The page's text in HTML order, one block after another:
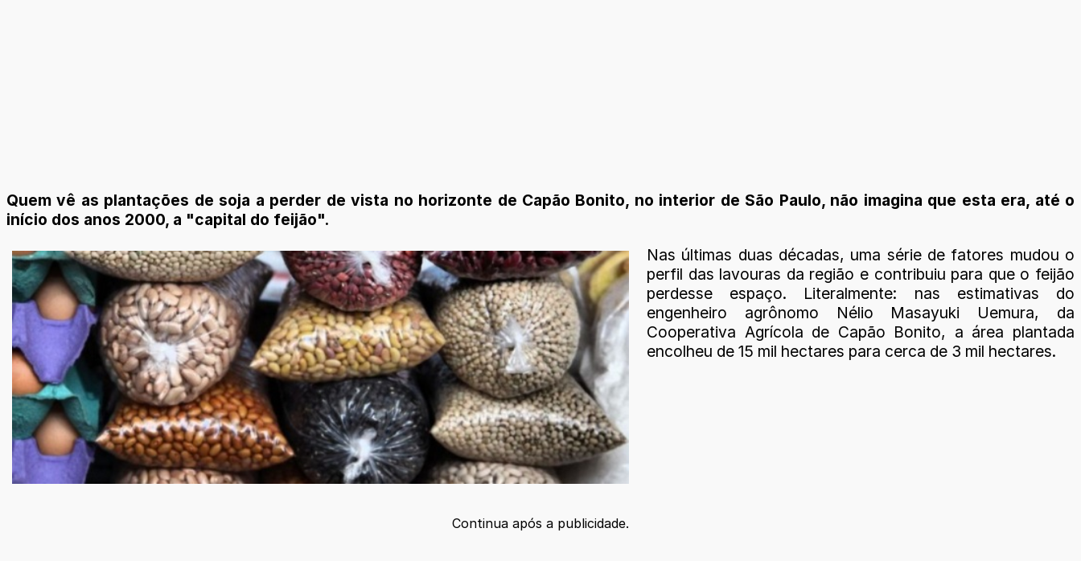
Quem vê as plantações de soja a perder de vista no horizonte de Capão Bonito, no interior de São Paulo, não imagina que esta era, até o
início dos anos 2000, a "capital do feijão".
Nas últimas duas décadas, uma série de fatores mudou o
perfil das lavouras da região e contribuiu para que o feijão
perdesse espaço. Literalmente: nas estimativas do
engenheiro agrônomo Nélio Masayuki Uemura, da
Cooperativa Agrícola de Capão Bonito, a área plantada
encolheu de 15 mil hectares para cerca de 3 mil hectares.
Continua após a publicidade.